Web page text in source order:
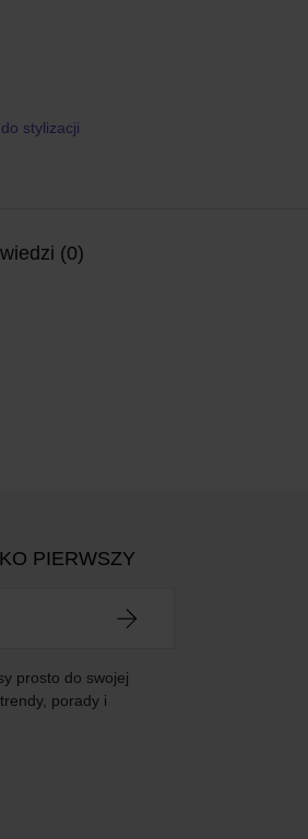
stylizacji
(0)
PIERWSZY
prosto do swojej
porady i